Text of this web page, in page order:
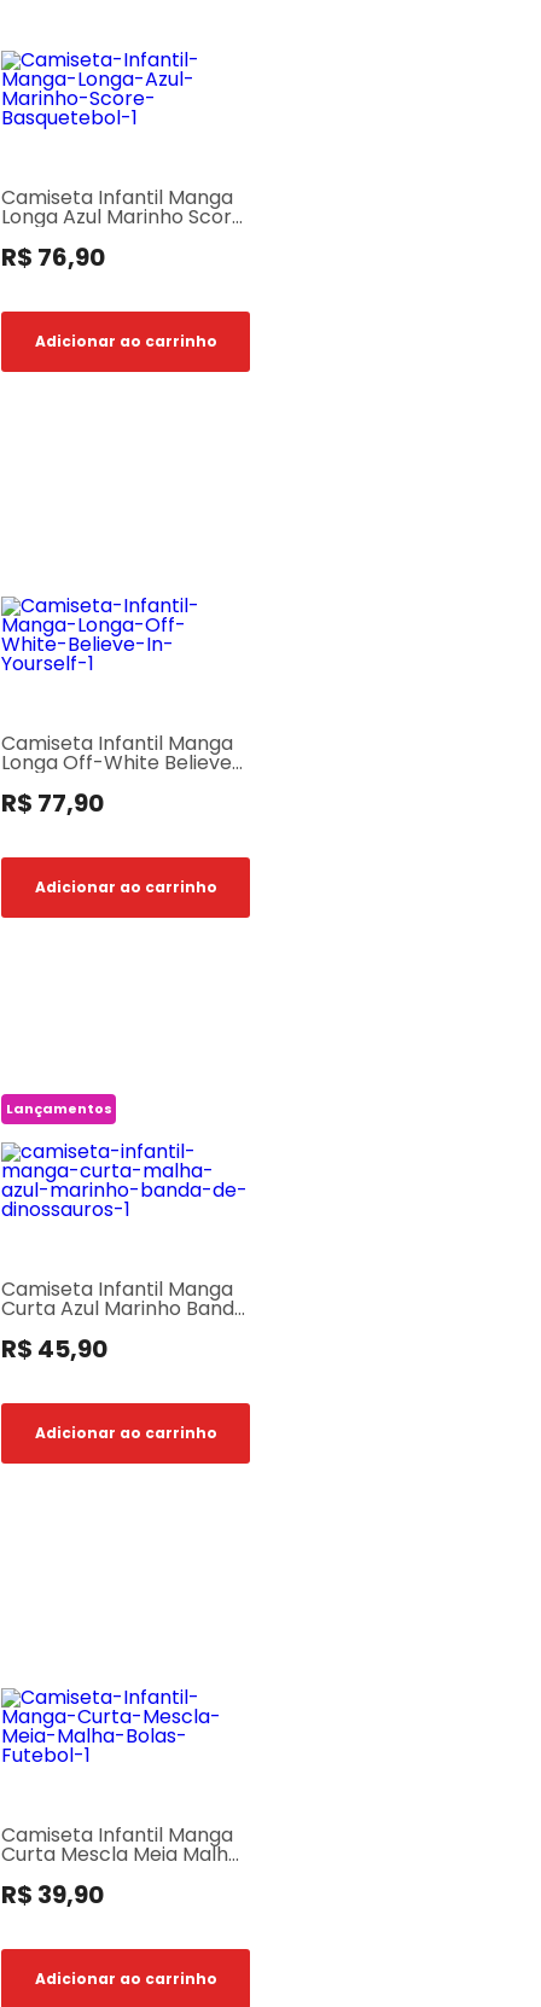
Camiseta Infantil Manga
Longa Azul Marinho Score
Basquetebol
R$ 76,90
Adicionar ao carrinho
Camiseta Infantil Manga
Longa Off-White Believe
In Yourself
R$ 77,90
Adicionar ao carrinho
Lançamentos
Camiseta Infantil Manga
Curta Azul Marinho Banda
R$ 45,90
Adicionar ao carrinho
Camiseta Infantil Manga
Curta Mescla Meia Malha
R$ 39,90
Adicionar ao carrinho